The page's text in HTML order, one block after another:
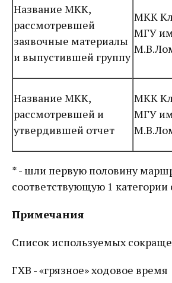
Название МКК,
рассмотревшей
заявочные материалы
и выпустившей группу
МКК
МГУ
Название МКК,
рассмотревшей и
утвердившей отчет
МКК
МГУ
* - шли первую половину
соответствующую 1 категории
Примечания
Список используемых
ГХВ - «грязное» ходовое время